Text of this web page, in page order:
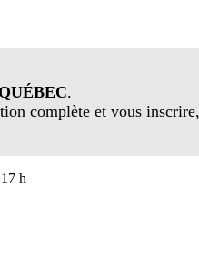
QUÉBEC.
complète et vous inscrire,
h